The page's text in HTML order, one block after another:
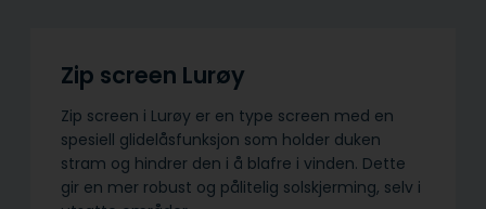
Zip screen Lurøy
Zip screen i Lurøy er en type screen med en
spesiell glidelåsfunksjon som holder duken
stram og hindrer den i å blafre i vinden. Dette
gir en mer robust og pålitelig solskjerming, selv i